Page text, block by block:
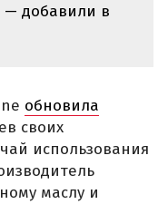
— добавили в
обновила
своих
использования
маслу и